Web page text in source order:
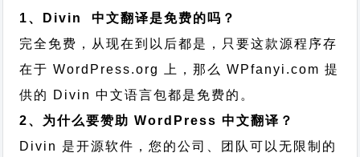
1、Divin 中文翻译是免费的吗？
完全免费，从现在到以后都是，只要这款源程序存
在于 WordPress.org 上，那么 WPfanyi.com 提
供的 Divin 中文语言包都是免费的。
2、为什么要赞助 WordPress 中文翻译？
Divin 是开源软件，您的公司、团队可以无限制的